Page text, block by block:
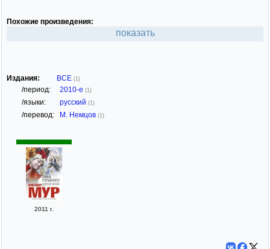
Похожие произведения:
показать
Издания: ВСЕ (1)
/период: 2010-е (1)
/языки: русский (1)
/перевод: М. Немцов (1)
2011 г.